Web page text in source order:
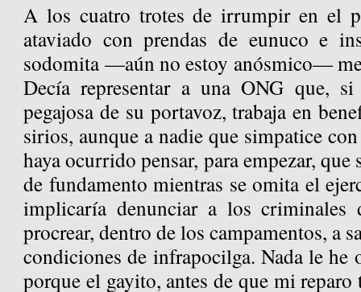
A los cuatro trotes de irrumpir en el
ataviado con prendas de eunuco e
sodomita —aún no estoy anósmico— me
Decía representar a una ONG que,
pegajosa de su portavoz, trabaja en
sirios, aunque a nadie que simpatice
haya ocurrido pensar, para empezar,
de fundamento mientras se omita el
implicaría denunciar a los criminales
procrear, dentro de los campamentos, a
condiciones de infrapocilga. Nada le he
porque el gayito, antes de que mi reparo